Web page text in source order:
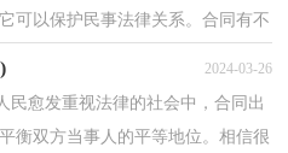
可以保护民事法律关系。合同有不
2024-03-26
民愈发重视法律的社会中，合同出
衡双方当事人的平等地位。相信很